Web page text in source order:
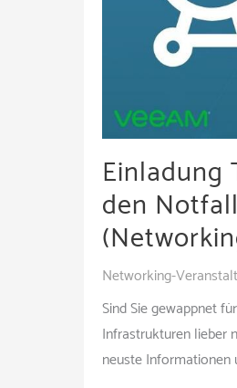
Einladung
den
Networking-
Sind Sie gewappnet
Infrastrukturen lieber
neuste Informationen